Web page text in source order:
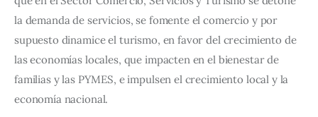
la demanda de servicios, se fomente el comercio y por
supuesto dinamice el turismo, en favor del crecimiento de
las economías locales, que impacten en el bienestar de
familias y las PYMES, e impulsen el crecimiento local y la
economía nacional.